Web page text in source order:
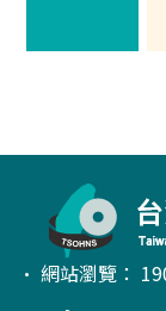
• 網站瀏覽：